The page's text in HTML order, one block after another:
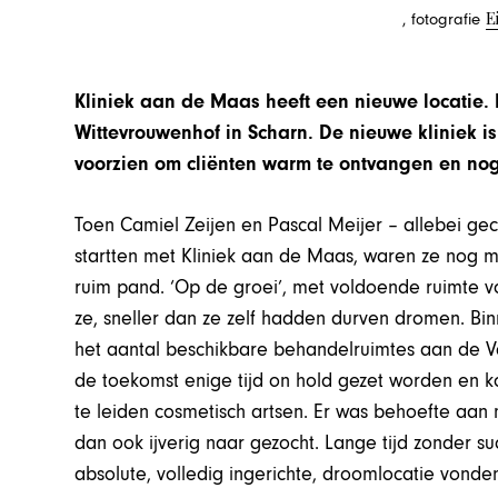
, fotografie
Kliniek aan de Maas heeft een nieuwe
Wittevrouwenhof in Scharn. De nieuwe kliniek
voorzien om cliënten warm te ontvangen en
Toen Camiel Zeijen en Pascal Meijer – allebei
startten met Kliniek aan de Maas, waren ze nog
ruim pand. ‘Op de groei’, met voldoende ruimte
ze, sneller dan ze zelf hadden durven dromen.
het aantal beschikbare behandelruimtes aan de
de toekomst enige tijd on hold gezet worden en
te leiden cosmetisch artsen. Er was behoefte
dan ook ijverig naar gezocht. Lange tijd zonder
absolute, volledig ingerichte, droomlocatie